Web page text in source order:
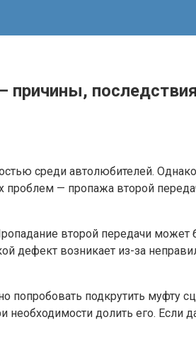
причины,
среди автолюбителей.
— пропажа второй
второй передачи может
дефект возникает из-за
подкрутить муфту
долить его.